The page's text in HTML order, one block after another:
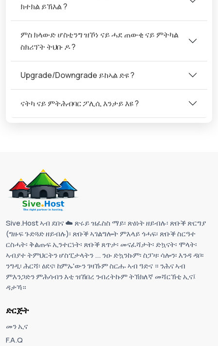
ክተክል ይኽእል ?
ምስ ክላውድ ሆስቲንግ ዝኾነ ናይ ሓደ ጠውቂ ናይ ምትካል
ስክሪፕት ትህቡ ዶ ?
Upgrade/Downgrade ይከኣል ድዩ ?
ናትካ ናይ ምትሕብባር ፖሊሲ እንታይ እዩ ?
Sive.Host ኣብ ደበና ☁️ ጽሩይ ዝፈስስ ማይ፡ ጽዕነት ዘይብሉ፡ ጽቡቕ ጽርግያ
(ግዙፍ ጉድጓድ ዘይብሉ)፡ ጽቡቕ ኣገልግሎት ምእላይ ጎሓፍ፡ ጽቡቕ ስርዓተ
ርስሓት፡ ቅልጡፍ ኢንተርነት፡ ጽቡቕ ጸጥታ፡ መናፈሻታት፡ ድኳናት፡ ሞላት፡
ኣብያተ ትምህርትን ሆስፒታላትን ... ንዑ ድኳንኩም፡ ስፓዛ፡ ሳሎን፡ እንዳ ዳቦ፡
ንግዲ፡ ሕርሻ፡ ዕደና፡ ከምኡ'ውን ገዛኹም ስርሑ ኣብ ዓድና ። ንሕና ኣብ
ምእንጋድን ምሕሳብን እቲ ዝኸበረ ንብረትኩም ትኽክለኛ መሻርኽቲ ኢና፤
ዳታኻ።
ድርጅት
መን ኢና
F.A.Q